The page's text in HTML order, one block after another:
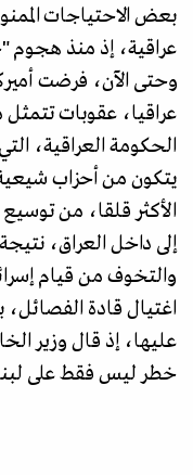
بعض الاحتياجات
عراقية، إذ منذ هجوم
عراقيا، عقوبات تتمثل
الحكومة العراقية،
يتكون من أحزاب
الأكثر قلقا، من توسيع
إلى داخل العراق،
والتخوف من قيام
اغتيال قادة
عليها، إذ قال وزير
خطر ليس فقط على